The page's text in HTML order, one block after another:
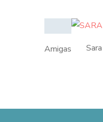
Amigas Sara